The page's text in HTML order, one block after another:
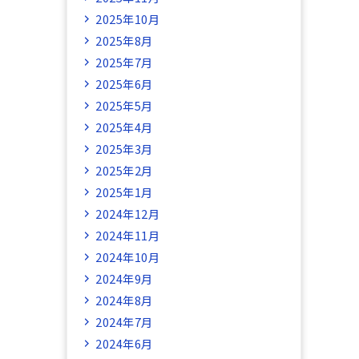
2025年10月
2025年8月
2025年7月
2025年6月
2025年5月
2025年4月
2025年3月
2025年2月
2025年1月
2024年12月
2024年11月
2024年10月
2024年9月
2024年8月
2024年7月
2024年6月